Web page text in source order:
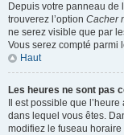
Depuis votre panneau de
trouverez l’option Cacher
ne serez visible que par
Vous serez compté parmi
Haut
Les heures ne sont pas
Il est possible que
dans lequel vous êtes.
modifiez le fuseau